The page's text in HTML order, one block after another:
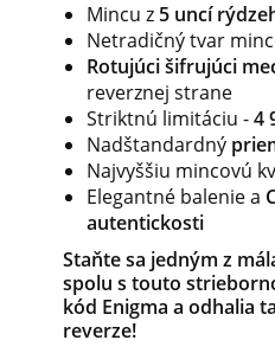
Mincu z 5 uncí
Netradičný tvar
Rotujúci šifrujúci
reverznej strane
Striktnú limitáciu -4
Nadštandardný
Najvyššiu mincovú
Elegantné balenie a
autentickosti
Staňte sa jedným z
spolu s touto
kód Enigma a odhalia
reverze!